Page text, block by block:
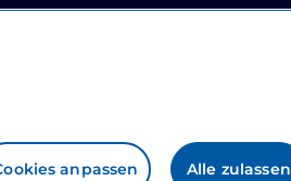
anpassen Alle zulassen